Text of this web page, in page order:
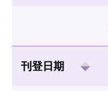
刊登日期